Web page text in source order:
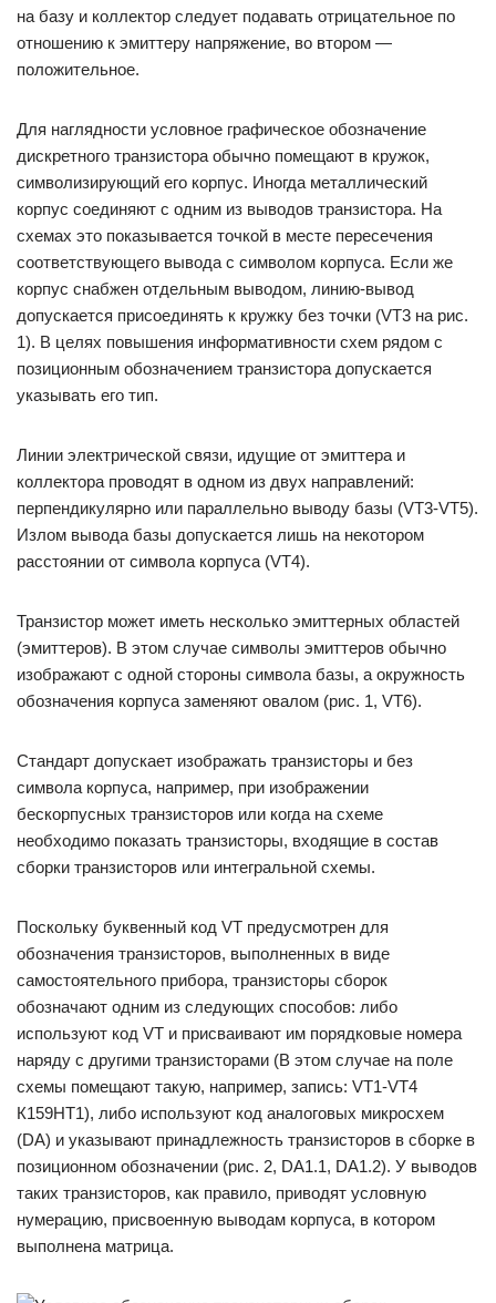
на базу и коллектор следует подавать отрицательное по
отношению к эмиттеру напряжение, во втором —
положительное.
Для наглядности условное графическое обозначение
дискретного транзистора обычно помещают в кружок,
символизирующий его корпус. Иногда металлический
корпус соединяют с одним из выводов транзистора. На
схемах это показывается точкой в месте пересечения
соответствующего вывода с символом корпуса. Если же
корпус снабжен отдельным выводом, линию-вывод
допускается присоединять к кружку без точки (VT3 на рис.
1). В целях повышения информативности схем рядом с
позиционным обозначением транзистора допускается
указывать его тип.
Линии электрической связи, идущие от эмиттера и
коллектора проводят в одном из двух направлений:
перпендикулярно или параллельно выводу базы (VT3-VT5).
Излом вывода базы допускается лишь на некотором
расстоянии от символа корпуса (VT4).
Транзистор может иметь несколько эмиттерных областей
(эмиттеров). В этом случае символы эмиттеров обычно
изображают с одной стороны символа базы, а окружность
обозначения корпуса заменяют овалом (рис. 1, VT6).
Стандарт допускает изображать транзисторы и без
символа корпуса, например, при изображении
бескорпусных транзисторов или когда на схеме
необходимо показать транзисторы, входящие в состав
сборки транзисторов или интегральной схемы.
Поскольку буквенный код VT предусмотрен для
обозначения транзисторов, выполненных в виде
самостоятельного прибора, транзисторы сборок
обозначают одним из следующих способов: либо
используют код VT и присваивают им порядковые номера
наряду с другими транзисторами (В этом случае на поле
схемы помещают такую, например, запись: VT1-VT4
К159НТ1), либо используют код аналоговых микросхем
(DA) и указывают принадлежность транзисторов в сборке в
позиционном обозначении (рис. 2, DA1.1, DA1.2). У выводов
таких транзисторов, как правило, приводят условную
нумерацию, присвоенную выводам корпуса, в котором
выполнена матрица.